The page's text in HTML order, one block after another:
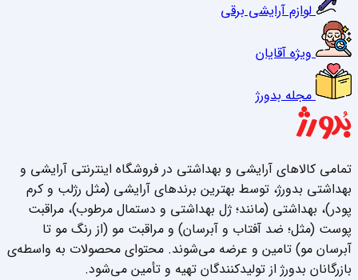
لوازم آرایشی برقی
ویژه آقایان
مجله بدورژ
تمامی کالاهای آرایشی و بهداشتی در فروشگاه اینترنتی آرایشی و
بهداشتی بدورژ، توسط بهترین برندهای آرایشی (مثل رژلب و کرم
پودر)، بهداشتی (مانند؛ ژل بهداشتی و دستمال مرطوب)، مراقبت
پوست (مثل؛ ضد آفتاب و آبرسان) و مراقبت مو (از رنگ مو تا
آبرسان مو) تامین و عرضه می‌شوند. محتوای محصولات به واسطه‌ی
بازرگانان بدورژ از تولیدکنندگان تهیه و تأمین می‌شود.